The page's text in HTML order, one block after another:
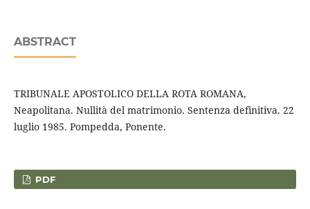
ABSTRACT
TRIBUNALE APOSTOLICO DELLA ROTA ROMANA,
Neapolitana. Nullità del matrimonio. Sentenza definitiva. 22
luglio 1985. Pompedda, Ponente.
PDF